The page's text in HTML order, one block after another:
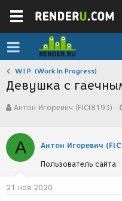
W.I.P. (Work In Progress)
Девушка с
в
о
р
т
е
м
ы
Антон Игоревич (FlCl8193)
А Антон Игоревич
Пользователь сайта
21 ноя 2020